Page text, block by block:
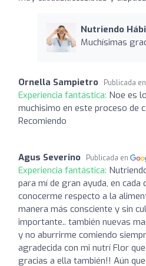
Nutriendo
Muchísimas
Ornella Sampietro Publicada en
Experiencia fantástica: Noe es
muchisimo en este proceso de
Recomiendo
Agus Severino Publicada en
Experiencia fantástica:
para mí de gran ayuda, en cada
conocerme respecto a la
manera más consciente y sin
importante.. también nuevas
y no aburrirme comiendo
agradecida con mi nutrí Flor
gracias a ella también!! Aún